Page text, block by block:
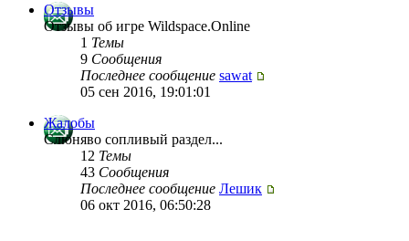
Отзывы
Отзывы об игре Wildspace.Online
1 Темы
9 Сообщения
Последнее сообщение sawat
05 сен 2016, 19:01:01
Жалобы
Слюняво сопливый раздел...
12 Темы
43 Сообщения
Последнее сообщение Лешик
06 окт 2016, 06:50:28